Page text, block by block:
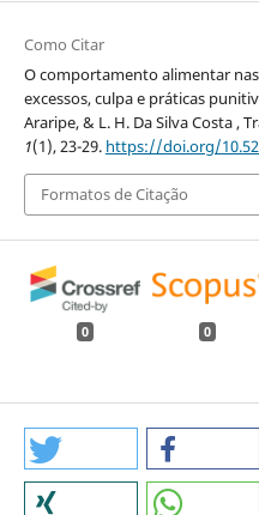
Como Citar
O comportamento alimentar
excessos, culpa e práticas
Araripe, & L. H. Da Silva Costa ,
1(1), 23-29. https://doi.org/
Formatos de Citação
0 0